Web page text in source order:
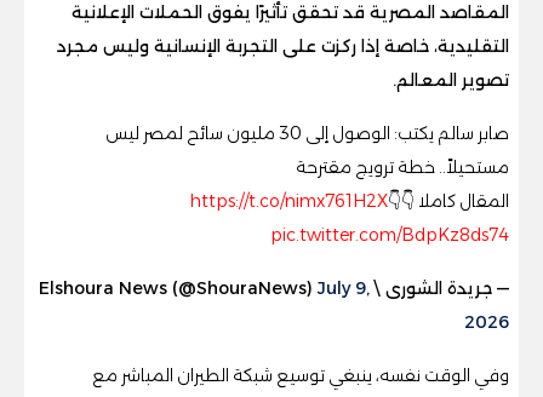
المقاصد المصرية قد تحقق تأثيرًا يفوق الحملات الإعلانية
التقليدية، خاصة إذا ركزت على التجربة الإنسانية وليس مجرد
تصوير المعالم.
صابر سالم يكتب: الوصول إلى 30 مليون سائح لمصر ليس
مستحيلاً.. خطة ترويج مقترحة
المقال كاملا 👇👇https://t.co/nimx761H2X
pic.twitter.com/BdpKz8ds74
— جريدة الشورى \ Elshoura News (@ShouraNews)July 9,
2026
وفي الوقت نفسه، ينبغي توسيع شبكة الطيران المباشر مع